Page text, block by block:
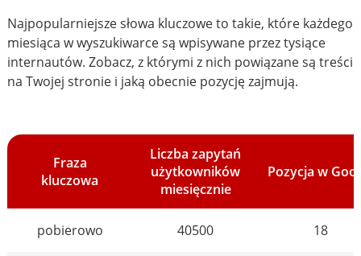
Najpopularniejsze słowa kluczowe to takie, które każdego
miesiąca w wyszukiwarce są wpisywane przez tysiące
internautów. Zobacz, z którymi z nich powiązane są treści
na Twojej stronie i jaką obecnie pozycję zajmują.
Fraza
kluczowa
Liczba zapytań
użytkowników
miesięcznie
Pozycja w
pobierowo 40500 18